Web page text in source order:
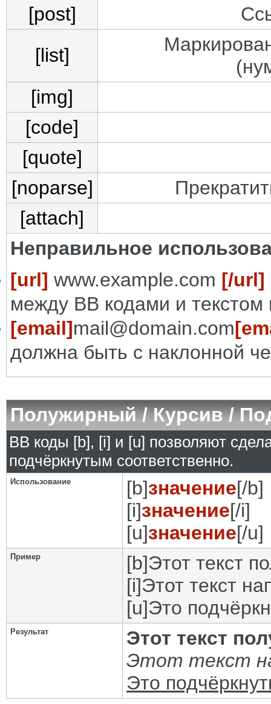
[post]
[list]
[img]
[code]
[quote]
[noparse]
[attach]
Неправильное
[url] www.example.com [/url]
между BB кодами и текстом
[email]mail@domain.com
должна быть с наклонной
Полужирный / Курсив /
BB коды [b], [i] и [u] позволяют
подчёркнутым соответственно.
Использование [b]значение[/b]
[i]значение[/i]
[u]значение[/u]
Пример
[b]Этот текст
[i]Этот текст
[u]Это
Результат
Этот текст
Этот текст
Это